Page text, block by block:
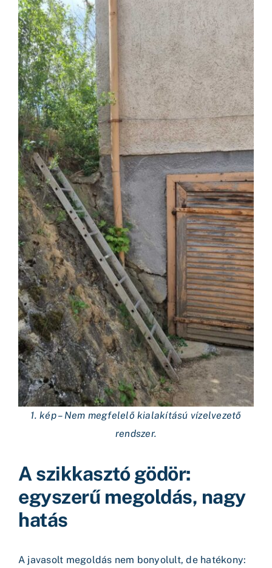
1. kép – Nem megfelelő kialakítású vízelvezető
rendszer.
A szikkasztó gödör:
egyszerű megoldás, nagy
hatás
A javasolt megoldás nem bonyolult, de hatékony: